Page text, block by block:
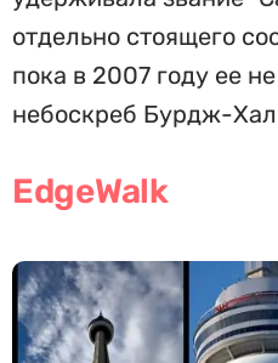
отдельно стоящего
пока в 2007 году ее
небоскреб Бурдж-
EdgeWalk